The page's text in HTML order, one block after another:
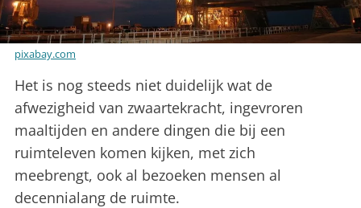
pixabay.com
Het is nog steeds niet duidelijk wat de
afwezigheid van zwaartekracht, ingevroren
maaltijden en andere dingen die bij een
ruimteleven komen kijken, met zich
meebrengt, ook al bezoeken mensen al
decennialang de ruimte.